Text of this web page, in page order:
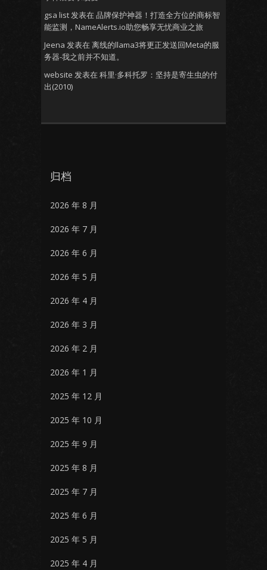
gsa list发表在 品牌保护神器！打造全方位的商标智
能监测，NameAlerts.io助您畅享无忧商业之旅
Jeena 发表在 离线的llama3将更正发送回Meta的服
务器-我之前并不知道。
website 发表在 科里·多科托罗：坚持是寄生虫的付
出(2010)
归档
2026 年 8 月
2026 年 7 月
2026 年 6 月
2026 年 5 月
2026 年 4 月
2026 年 3 月
2026 年 2 月
2026 年 1 月
2025 年 12 月
2025 年 10 月
2025 年 9 月
2025 年 8 月
2025 年 7 月
2025 年 6 月
2025 年 5 月
2025 年 4 月